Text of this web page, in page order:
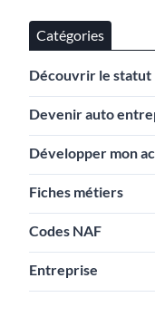
Catégories
Découvrir le statut
Devenir auto
Développer mon
Fiches métiers
Codes NAF
Entreprise